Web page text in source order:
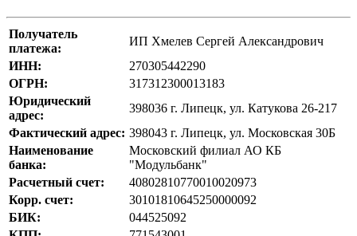
Получатель
платежа:
ИП Хмелев Сергей Александрович
ИНН:
270305442290
ОГРН:
317312300013183
Юридический
адрес:
398036 г. Липецк, ул. Катукова 26-217
Фактический адрес: 398043 г. Липецк, ул. Московская 30Б
Наименование
банка:
Московский филиал АО КБ
"Модульбанк"
Расчетный счет:
40802810770010020973
Корр. счет:
30101810645250000092
БИК:
044525092